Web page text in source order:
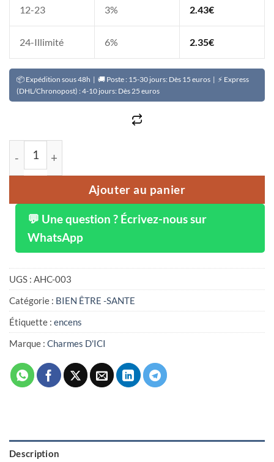
12-23 3% 2.43€
24-Illimité 6% 2.35€
📦 Expédition sous 48h | 🚚 Poste : 15-30 jours: Dès 15 euros | ⚡ Express
(DHL/Chronopost) : 4-10 jours: Dès 25 euros
quantité de Encens du Niger – Sandal Flex
Ajouter au panier
💬 Une question ? Écrivez-nous sur
WhatsApp
UGS : AHC-003
Catégorie : BIEN ÊTRE -SANTE
Étiquette : encens
Marque : Charmes D'ICI
Description